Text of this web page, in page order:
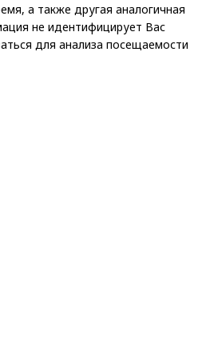
а также другая аналогичная
не идентифицирует Вас
для анализа посещаемости